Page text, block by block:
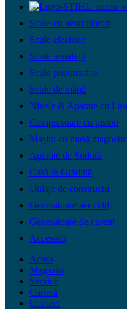
Scule cu acumulatori
Scule electrice
Scule instalații
Scule pneumatice
Scule de mână
Nivele & Aparate cu
Compresoare cu piston
Mașini cu masă
Aparate de Sudură
Casă & Grădină
Utilaje de construcții
Generatoare aer cald
Generatoare de curent
Accesorii
Acasa
Magazin
Service
Carieră
Contact